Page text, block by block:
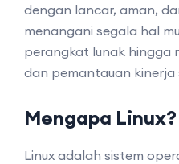
dengan lancar, aman,
menangani segala hal
perangkat lunak hingga
dan pemantauan kinerja
Mengapa Linux?
Linux adalah sistem